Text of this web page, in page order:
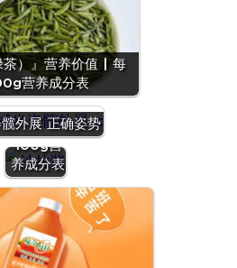
茶）』营养价值 | 每
营养成分表
外展 正确姿势
『沙拉
酱』营养
价值 | 每
100g营
养成分表
『羊